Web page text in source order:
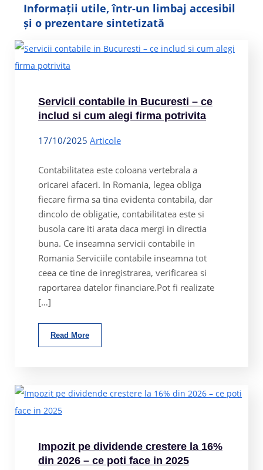
Informații utile, într-un limbaj accesibil
și o prezentare sintetizată
Servicii contabile in Bucuresti – ce
includ si cum alegi firma potrivita
17/10/2025 Articole
Contabilitatea este coloana vertebrala a
oricarei afaceri. In Romania, legea obliga
fiecare firma sa tina evidenta contabila, dar
dincolo de obligatie, contabilitatea este si
busola care iti arata daca mergi in directia
buna. Ce inseamna servicii contabile in
Romania Serviciile contabile inseamna tot
ceea ce tine de inregistrarea, verificarea si
raportarea datelor financiare.Pot fi realizate
[…]
Read More
Impozit pe dividende crestere la 16%
din 2026 – ce poti face in 2025